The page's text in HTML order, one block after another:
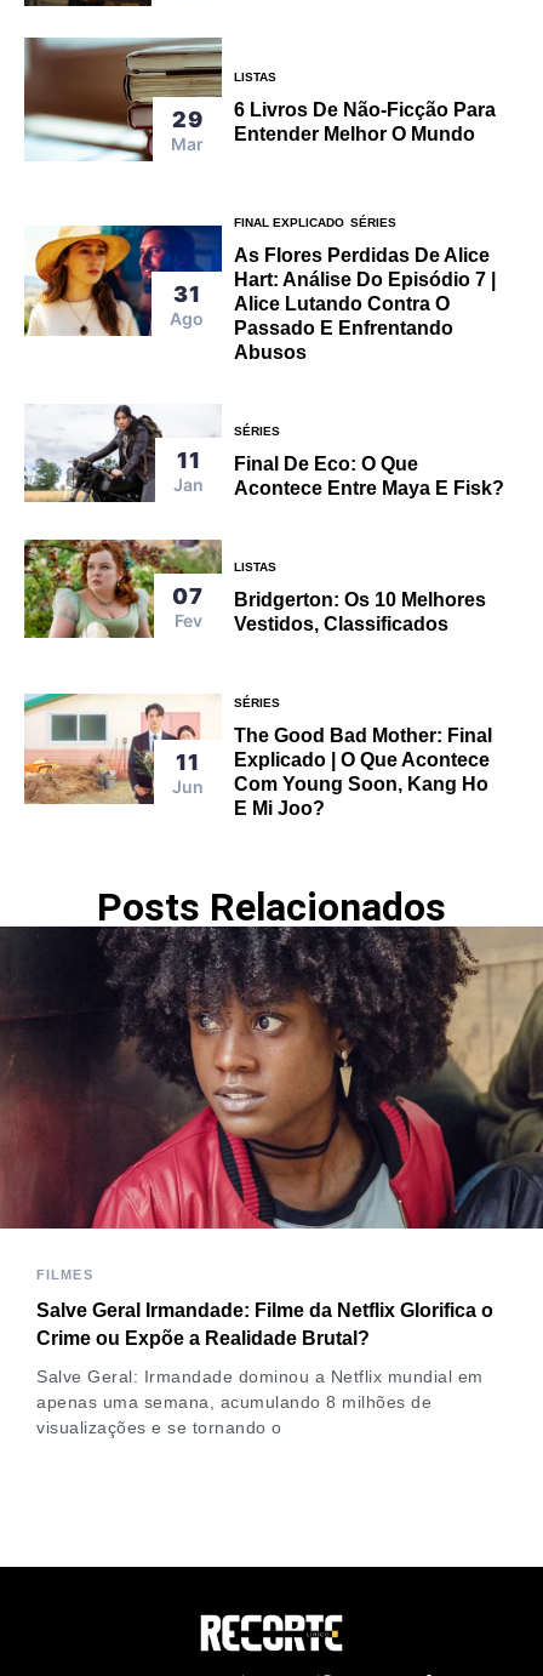
29
Mar
LISTAS
6 Livros De Não-Ficção Para
Entender Melhor O Mundo
31
Ago
FINAL EXPLICADO SÉRIES
As Flores Perdidas De Alice
Hart: Análise Do Episódio 7 |
Alice Lutando Contra O
Passado E Enfrentando
Abusos
11
Jan
SÉRIES
Final De Eco: O Que
Acontece Entre Maya E Fisk?
07
Fev
LISTAS
Bridgerton: Os 10 Melhores
Vestidos, Classificados
11
Jun
SÉRIES
The Good Bad Mother: Final
Explicado | O Que Acontece
Com Young Soon, Kang Ho
E Mi Joo?
Posts Relacionados
FILMES
Salve Geral Irmandade: Filme da Netflix Glorifica o
Crime ou Expõe a Realidade Brutal?
Salve Geral: Irmandade dominou a Netflix mundial em
apenas uma semana, acumulando 8 milhões de
visualizações e se tornando o